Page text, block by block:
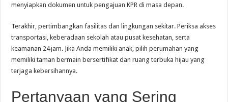
menyiapkan dokumen untuk pengajuan KPR di masa depan.
Terakhir, pertimbangkan fasilitas dan lingkungan sekitar. Periksa akses
transportasi, keberadaan sekolah atau pusat kesehatan, serta
keamanan 24 jam. Jika Anda memiliki anak, pilih perumahan yang
memiliki taman bermain bersertifikat dan ruang terbuka hijau yang
terjaga kebersihannya.
Pertanyaan yang Sering